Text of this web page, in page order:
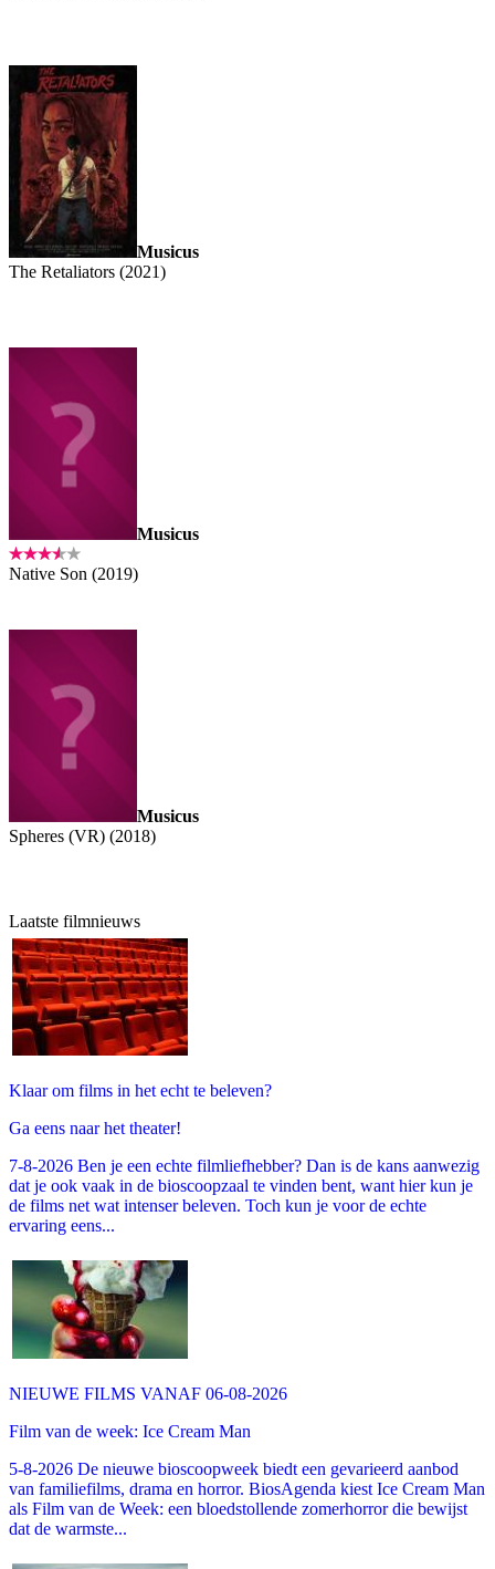
Musicus
The Retaliators (2021)
Musicus
Native Son (2019)
Musicus
Spheres (VR) (2018)
Laatste filmnieuws
Klaar om films in het echt te beleven?
Ga eens naar het theater!
7-8-2026 Ben je een echte filmliefhebber? Dan is de kans aanwezig
dat je ook vaak in de bioscoopzaal te vinden bent, want hier kun je
de films net wat intenser beleven. Toch kun je voor de echte
ervaring eens...
NIEUWE FILMS VANAF 06-08-2026
Film van de week: Ice Cream Man
5-8-2026 De nieuwe bioscoopweek biedt een gevarieerd aanbod
van familiefilms, drama en horror. BiosAgenda kiest Ice Cream Man
als Film van de Week: een bloedstollende zomerhorror die bewijst
dat de warmste...